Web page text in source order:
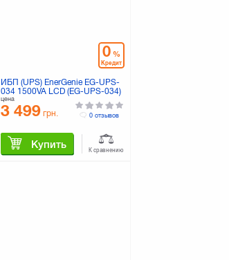
0 %
Кредит
ИБП (UPS) EnerGenie EG-UPS-
034 1500VA LCD (EG-UPS-034)
цена
3 499 грн.
Купить
0 отзывов
К сравнению